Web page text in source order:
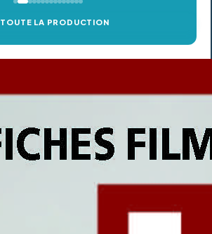
TOUTE LA PRODUCTION